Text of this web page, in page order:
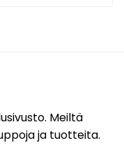
Meiltä
ja tuotteita.